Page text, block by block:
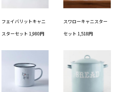
フェイバリットキャニ
スターセット 1,980円
スワローキャニスター
セット 1,518円